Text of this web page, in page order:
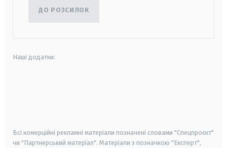
ДО РОЗСИЛОК
Наші додатки:
Всі комерційні рекламні матеріали позначені словами "Спецпроєкт"
чи "Партнерський матеріал". Матеріали з позначкою "Експерт",